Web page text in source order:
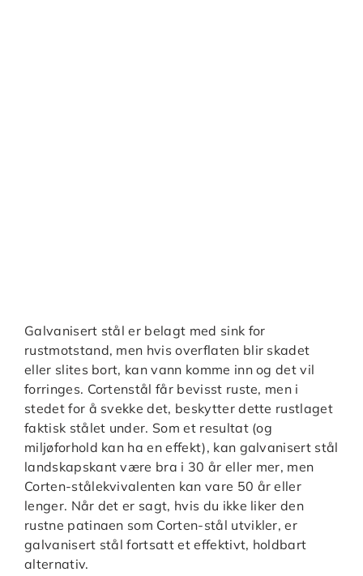
Galvanisert stål er belagt med sink for
rustmotstand, men hvis overflaten blir skadet
eller slites bort, kan vann komme inn og det vil
forringes. Cortenstål får bevisst ruste, men i
stedet for å svekke det, beskytter dette rustlaget
faktisk stålet under. Som et resultat (og
miljøforhold kan ha en effekt), kan galvanisert stål
landskapskant være bra i 30 år eller mer, men
Corten-stålekvivalenten kan vare 50 år eller
lenger. Når det er sagt, hvis du ikke liker den
rustne patinaen som Corten-stål utvikler, er
galvanisert stål fortsatt et effektivt, holdbart
alternativ.